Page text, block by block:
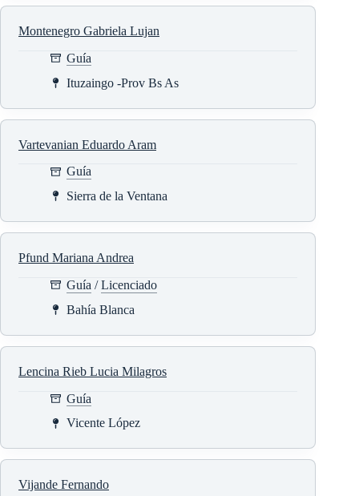
Montenegro Gabriela Lujan
Guía
Ituzaingo -Prov Bs As
Vartevanian Eduardo Aram
Guía
Sierra de la Ventana
Pfund Mariana Andrea
Guía /Licenciado
Bahía Blanca
Lencina Rieb Lucia Milagros
Guía
Vicente López
Vijande Fernando